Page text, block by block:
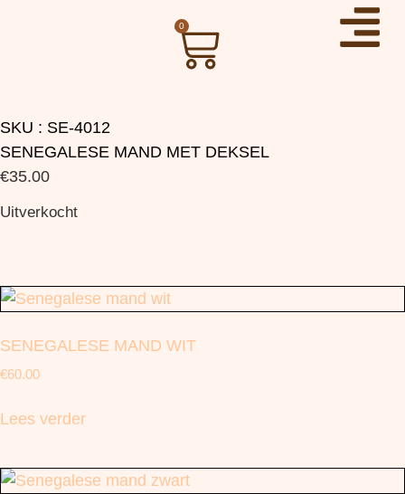
0
SKU : SE-4012
SENEGALESE MAND MET DEKSEL
€35.00
Uitverkocht
SENEGALESE MAND WIT
€60.00
Lees verder